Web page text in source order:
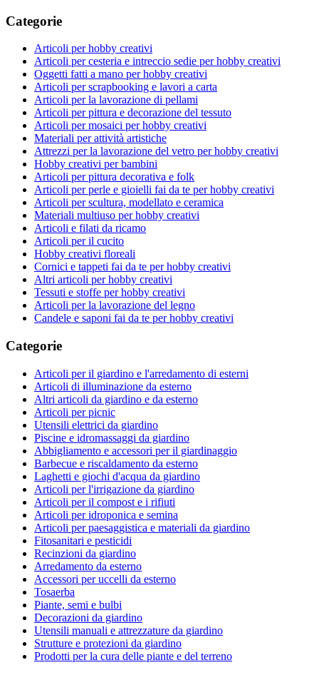
Categorie
Articoli per hobby creativi
Articoli per cesteria e intreccio sedie per hobby creativi
Oggetti fatti a mano per hobby creativi
Articoli per scrapbooking e lavori a carta
Articoli per la lavorazione di pellami
Articoli per pittura e decorazione del tessuto
Articoli per mosaici per hobby creativi
Materiali per attività artistiche
Attrezzi per la lavorazione del vetro per hobby creativi
Hobby creativi per bambini
Articoli per pittura decorativa e folk
Articoli per perle e gioielli fai da te per hobby creativi
Articoli per scultura, modellato e ceramica
Materiali multiuso per hobby creativi
Articoli e filati da ricamo
Articoli per il cucito
Hobby creativi floreali
Cornici e tappeti fai da te per hobby creativi
Altri articoli per hobby creativi
Tessuti e stoffe per hobby creativi
Articoli per la lavorazione del legno
Candele e saponi fai da te per hobby creativi
Categorie
Articoli per il giardino e l'arredamento di esterni
Articoli di illuminazione da esterno
Altri articoli da giardino e da esterno
Articoli per picnic
Utensili elettrici da giardino
Piscine e idromassaggi da giardino
Abbigliamento e accessori per il giardinaggio
Barbecue e riscaldamento da esterno
Laghetti e giochi d'acqua da giardino
Articoli per l'irrigazione da giardino
Articoli per il compost e i rifiuti
Articoli per idroponica e semina
Articoli per paesaggistica e materiali da giardino
Fitosanitari e pesticidi
Recinzioni da giardino
Arredamento da esterno
Accessori per uccelli da esterno
Tosaerba
Piante, semi e bulbi
Decorazioni da giardino
Utensili manuali e attrezzature da giardino
Strutture e protezioni da giardino
Prodotti per la cura delle piante e del terreno